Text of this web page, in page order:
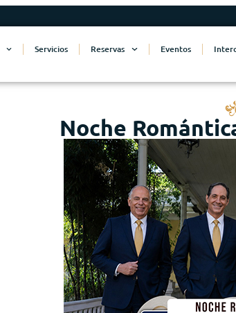
Servicios Reservas Eventos
Noche